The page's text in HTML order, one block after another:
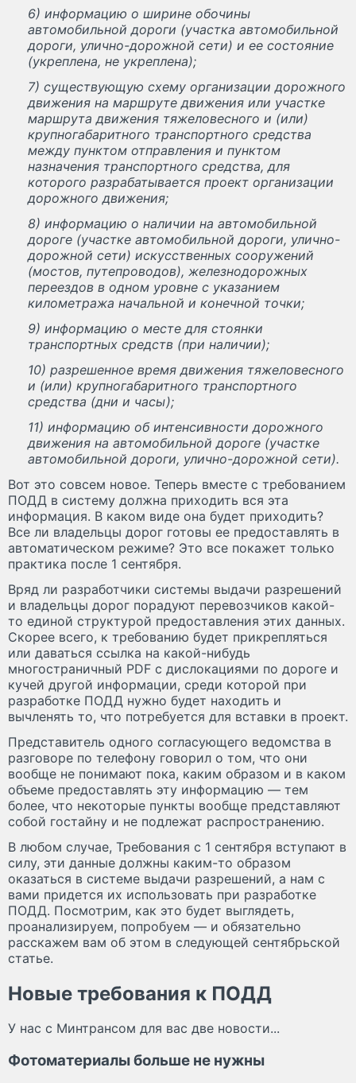
6) информацию о ширине обочины
автомобильной дороги (участка автомобильной
дороги, улично-дорожной сети) и ее состояние
(укреплена, не укреплена);
7) существующую схему организации дорожного
движения на маршруте движения или участке
маршрута движения тяжеловесного и (или)
крупногабаритного транспортного средства
между пунктом отправления и пунктом
назначения транспортного средства, для
которого разрабатывается проект организации
дорожного движения;
8) информацию о наличии на автомобильной
дороге (участке автомобильной дороги, улично-
дорожной сети) искусственных сооружений
(мостов, путепроводов), железнодорожных
переездов в одном уровне с указанием
километража начальной и конечной точки;
9) информацию о месте для стоянки
транспортных средств (при наличии);
10) разрешенное время движения тяжеловесного
и (или) крупногабаритного транспортного
средства (дни и часы);
11) информацию об интенсивности дорожного
движения на автомобильной дороге (участке
автомобильной дороги, улично-дорожной сети).
Вот это совсем новое. Теперь вместе с требованием
ПОДД в систему должна приходить вся эта
информация. В каком виде она будет приходить?
Все ли владельцы дорог готовы ее предоставлять в
автоматическом режиме? Это все покажет только
практика после 1 сентября.
Вряд ли разработчики системы выдачи разрешений
и владельцы дорог порадуют перевозчиков какой-
то единой структурой предоставления этих данных.
Скорее всего, к требованию будет прикрепляться
или даваться ссылка на какой-нибудь
многостраничный PDF с дислокациями по дороге и
кучей другой информации, среди которой при
разработке ПОДД нужно будет находить и
вычленять то, что потребуется для вставки в проект.
Представитель одного согласующего ведомства в
разговоре по телефону говорил о том, что они
вообще не понимают пока, каким образом и в каком
объеме предоставлять эту информацию — тем
более, что некоторые пункты вообще представляют
собой гостайну и не подлежат распространению.
В любом случае, Требования с 1 сентября вступают в
силу, эти данные должны каким-то образом
оказаться в системе выдачи разрешений, а нам с
вами придется их использовать при разработке
ПОДД. Посмотрим, как это будет выглядеть,
проанализируем, попробуем — и обязательно
расскажем вам об этом в следующей сентябрьской
статье.
Новые требования к ПОДД
У нас с Минтрансом для вас две новости...
Фотоматериалы больше не нужны